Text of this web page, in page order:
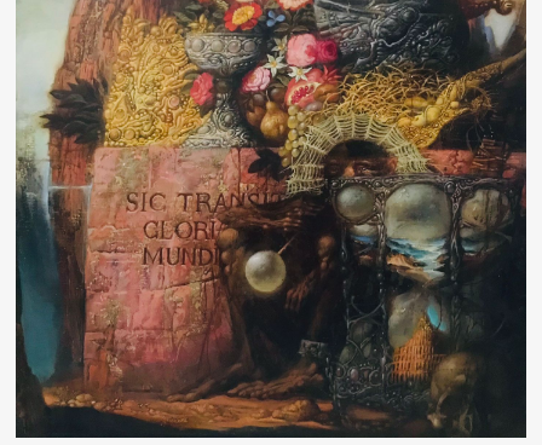
Каталог Художники
О нас Услуги
События Контакты
Другие проекты
Rakov
baget
Rakov
special